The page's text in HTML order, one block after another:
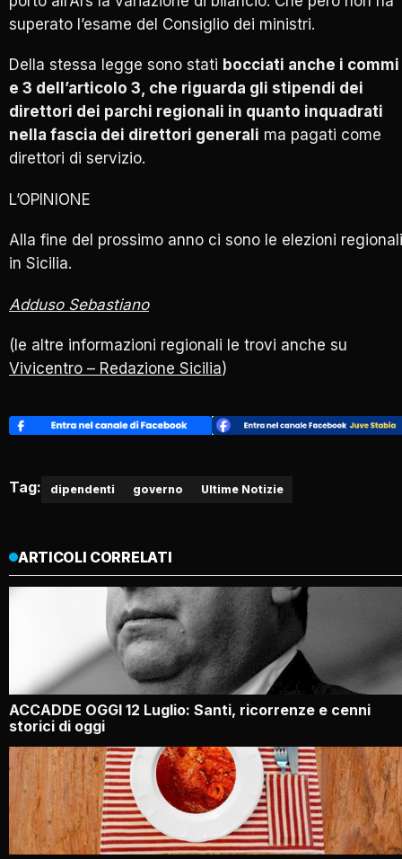
superato l’esame del Consiglio dei ministri.
Della stessa legge sono stati bocciati anche i commi
e 3 dell’articolo 3, che riguarda gli stipendi dei
direttori dei parchi regionali in quanto inquadrati
nella fascia dei direttori generali ma pagati come
direttori di servizio.
L’OPINIONE
Alla fine del prossimo anno ci sono le elezioni regionali
in Sicilia.
Adduso Sebastiano
(le altre informazioni regionali le trovi anche su
Vivicentro – Redazione Sicilia)
Tag: dipendenti governo Ultime Notizie
ARTICOLI CORRELATI
ACCADDE OGGI 12 Luglio: Santi, ricorrenze e cenni
storici di oggi